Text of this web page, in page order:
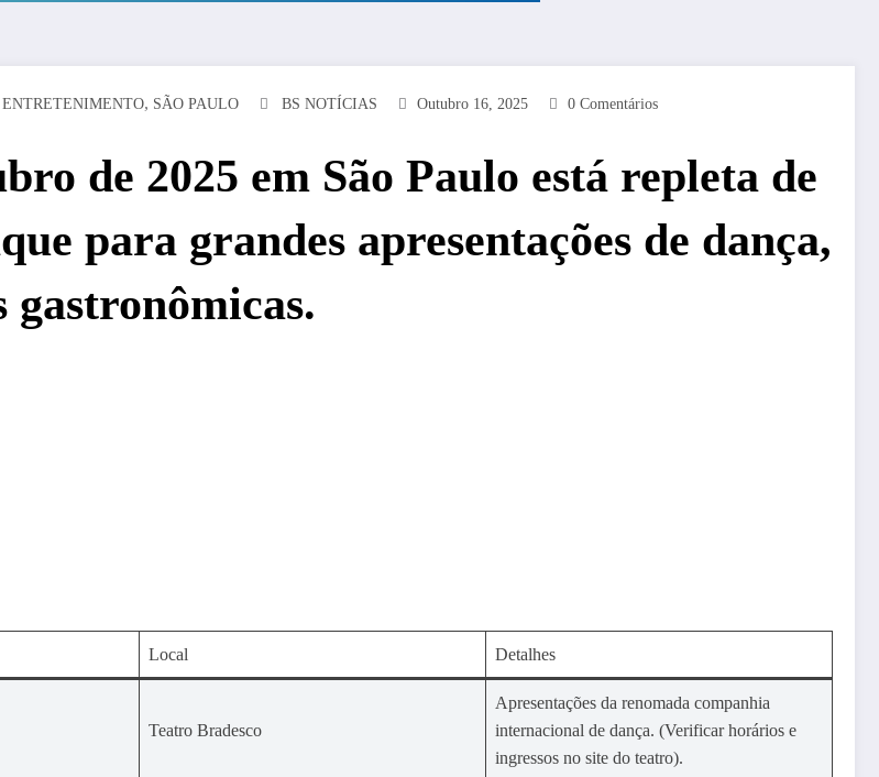
ENTRETENIMENTO, SÃO PAULO BS NOTÍCIAS Outubro 16, 2025 0 Comentários
de 2025 em São Paulo está repleta de
para grandes apresentações de dança,
gastronômicas.
Local Detalhes
Teatro Bradesco
Apresentações da renomada companhia
internacional de dança. (Verificar horários e
ingressos no site do teatro).